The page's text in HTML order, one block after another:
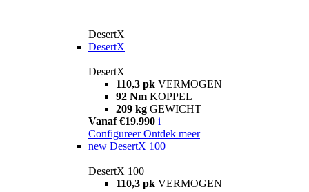
DesertX
DesertX
DesertX
110,3 pk VERMOGEN
92 Nm KOPPEL
209 kg GEWICHT
Vanaf €19.990 i
Configureer Ontdek meer
new DesertX 100
DesertX 100
110,3 pk VERMOGEN